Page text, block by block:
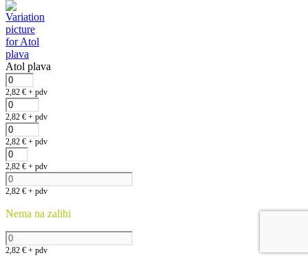
Atol plava
2,82 € + pdv
2,82 € + pdv
2,82 € + pdv
2,82 € + pdv
2,82 € + pdv
Nema na zalihi
2,82 € + pdv